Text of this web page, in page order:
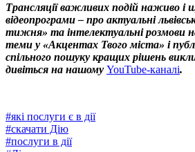
Трансляції важливих подій наживо і
відеопрограми – про актуальні
тижня» та інтелектуальні розмови на
теми у «Акцентах Твого міста» і
спільного пошуку кращих рішень
дивіться на нашому YouTube-каналі.
#які послуги є в дії
#скачати Дію
#послуги в дії